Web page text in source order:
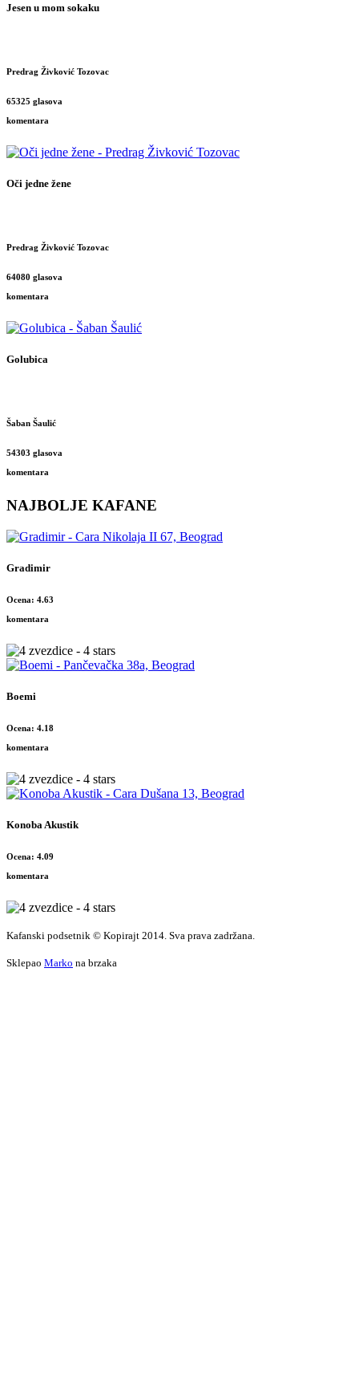
Jesen u mom sokaku
Predrag Živković Tozovac
65325 glasova
komentara
Oči jedne žene
Predrag Živković Tozovac
64080 glasova
komentara
Golubica
Šaban Šaulić
54303 glasova
komentara
NAJBOLJE KAFANE
Gradimir
Ocena: 4.63
komentara
Boemi
Ocena: 4.18
komentara
Konoba Akustik
Ocena: 4.09
komentara
Kafanski podsetnik © Kopirajt 2014. Sva prava zadržana.
Sklepao Marko na brzaka